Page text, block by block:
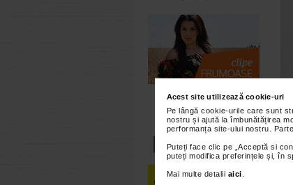
Acest site utilizează cookie-uri
Pe lângă cookie-urile care sunt
nostru și ajută la îmbunătățirea
performanța site-ului nostru.
Puteți face clic pe „Acceptă si
puteți modifica preferințele și, în
Mai multe detalii aici